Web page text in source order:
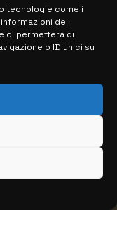
tecnologie come i
del
ci permetterà di
o ID unici su